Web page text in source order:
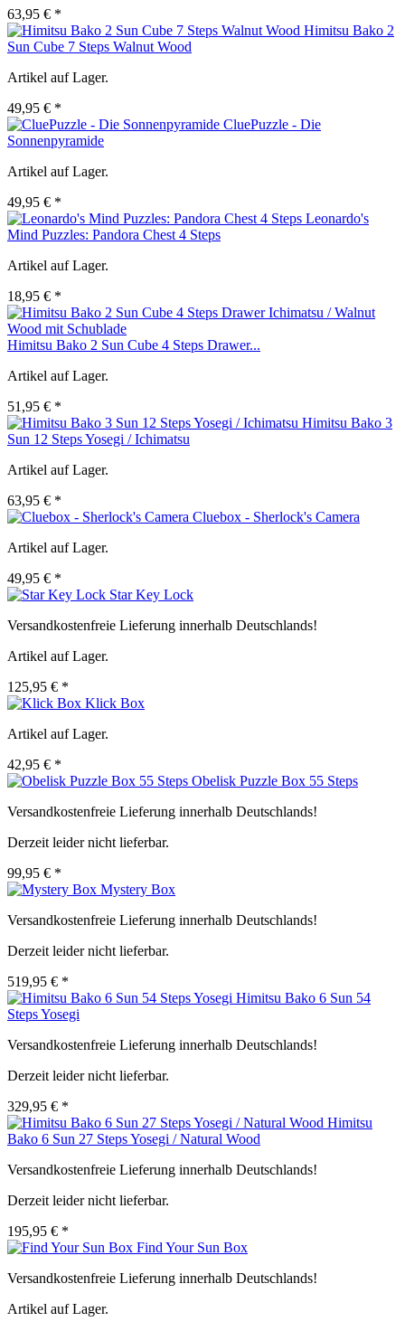
63,95 € *
Himitsu Bako 2
Sun Cube 7 Steps Walnut Wood
Artikel auf Lager.
49,95 € *
CluePuzzle - Die
Sonnenpyramide
Artikel auf Lager.
49,95 € *
Leonardo's
Mind Puzzles: Pandora Chest 4 Steps
Artikel auf Lager.
18,95 € *
Himitsu Bako 2 Sun Cube 4 Steps Drawer...
Artikel auf Lager.
51,95 € *
Himitsu Bako 3
Sun 12 Steps Yosegi / Ichimatsu
Artikel auf Lager.
63,95 € *
Cluebox - Sherlock's Camera
Artikel auf Lager.
49,95 € *
Star Key Lock
Versandkostenfreie Lieferung innerhalb Deutschlands!
Artikel auf Lager.
125,95 € *
Klick Box
Artikel auf Lager.
42,95 € *
Obelisk Puzzle Box 55 Steps
Versandkostenfreie Lieferung innerhalb Deutschlands!
Derzeit leider nicht lieferbar.
99,95 € *
Mystery Box
Versandkostenfreie Lieferung innerhalb Deutschlands!
Derzeit leider nicht lieferbar.
519,95 € *
Himitsu Bako 6 Sun 54
Steps Yosegi
Versandkostenfreie Lieferung innerhalb Deutschlands!
Derzeit leider nicht lieferbar.
329,95 € *
Himitsu
Bako 6 Sun 27 Steps Yosegi / Natural Wood
Versandkostenfreie Lieferung innerhalb Deutschlands!
Derzeit leider nicht lieferbar.
195,95 € *
Find Your Sun Box
Versandkostenfreie Lieferung innerhalb Deutschlands!
Artikel auf Lager.